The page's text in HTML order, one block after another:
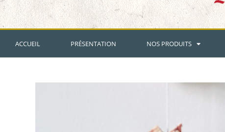
ACCUEIL PRÉSENTATION NOS PRODUITS